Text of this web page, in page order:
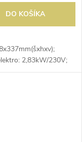
DO KOŠÍKA
2,83kW/230V;
výkon: 1,8kW;